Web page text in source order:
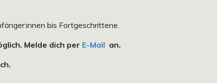
bis Fortgeschrittene.
Melde dich per E-Mail an.